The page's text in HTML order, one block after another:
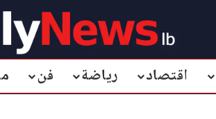
اقتصاد رياضة فن